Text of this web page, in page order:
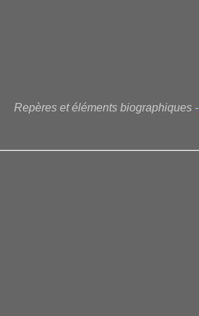
Repères et éléments biographiques -